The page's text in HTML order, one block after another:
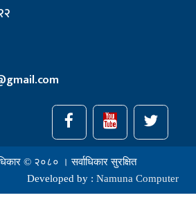
© २०८० । सर्वाधिकार सुरक्षित
Developed by : Namuna Computer